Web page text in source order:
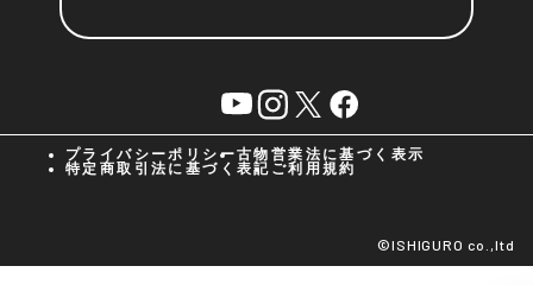
YouTubeinstagram
X facebook
プライバシーポリシー古物営業法に基づく表示
特定商取引法に基づく表記 ご利用規約
©︎ISHIGURO co.,ltd